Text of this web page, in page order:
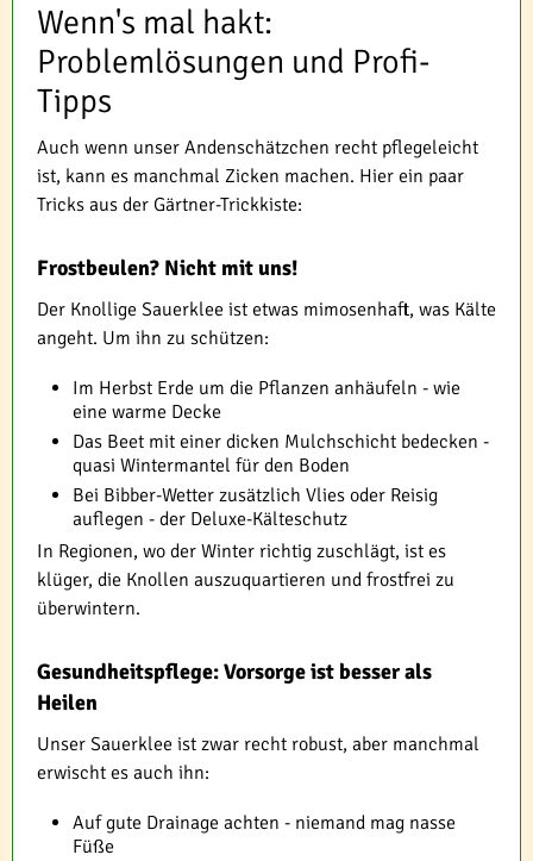
Wenn's mal hakt:
Problemlösungen und Profi-
Tipps
Auch wenn unser Andenschätzchen recht pflegeleicht
ist, kann es manchmal Zicken machen. Hier ein paar
Tricks aus der Gärtner-Trickkiste:
Frostbeulen? Nicht mit uns!
Der Knollige Sauerklee ist etwas mimosenhaft, was Kälte
angeht. Um ihn zu schützen:
Im Herbst Erde um die Pflanzen anhäufeln - wie
eine warme Decke
Das Beet mit einer dicken Mulchschicht bedecken -
quasi Wintermantel für den Boden
Bei Bibber-Wetter zusätzlich Vlies oder Reisig
auflegen - der Deluxe-Kälteschutz
In Regionen, wo der Winter richtig zuschlägt, ist es
klüger, die Knollen auszuquartieren und frostfrei zu
überwintern.
Gesundheitspflege: Vorsorge ist besser als
Heilen
Unser Sauerklee ist zwar recht robust, aber manchmal
erwischt es auch ihn:
Auf gute Drainage achten - niemand mag nasse
Füße